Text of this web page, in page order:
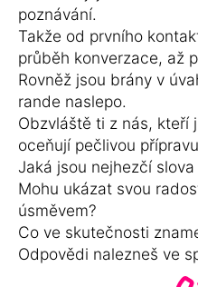
poznávání.
Takže od prvního
průběh konverzace, až
Rovněž jsou brány v
rande naslepo.
Obzvláště ti z nás, kteří
oceňují pečlivou
Jaká jsou nejhezčí
Mohu ukázat svou
úsměvem?
Co ve skutečnosti
Odpovědi nalezneš ve